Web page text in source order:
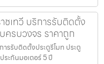
ชเทวี บริการรับติดตั้ง
ครบวงจร ราคาถูก
ารรับติดตั้งประตูรีโมท ประตู
ะกันมอเตอร์ 5 ปี